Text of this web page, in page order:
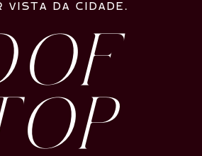
VISTA DA CIDADE.